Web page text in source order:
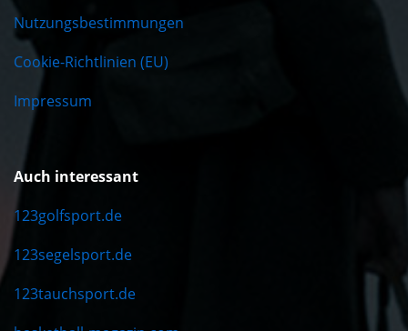
Nutzungsbestimmungen
Cookie-Richtlinien (EU)
Impressum
Auch interessant
123golfsport.de
123segelsport.de
123tauchsport.de